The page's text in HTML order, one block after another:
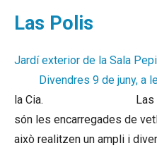
Las Polis
Jardí exterior de la Sala
Divendres 9 de juny, a
la Cia.
són les encarregades de
això realitzen un ampli i